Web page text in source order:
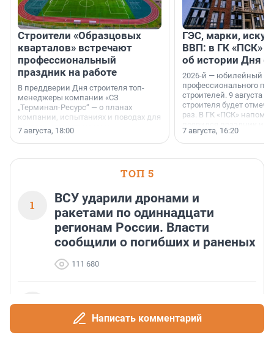
Строители «Образцовых
кварталов» встречают
профессиональный
праздник на работе
В преддверии Дня строителя топ-
менеджеры компании «СЗ
„Терминал-Ресурс“ — о планах
компании, испытаниях и поводах для
осторожного оптимизма.
7 августа, 18:00
ГЭС, марки,
ВВП: в ГК «ПСК»
об истории Дня
2026-й — юбилейный
профессионального
строителей. 9 августа
строителя будет
раз. В ГК «ПСК»
поменялась роль
7 августа, 16:20
ТОП 5
1
ВСУ ударили дронами и
ракетами по одиннадцати
регионам России. Власти
сообщили о погибших и раненых
111 680
2
Ким ответила, почему ВСУ атакует склады
WildberriesНаписать комментарий